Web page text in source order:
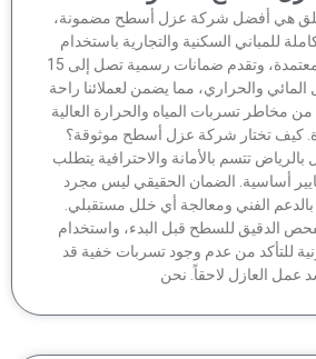
شركة عزل أسطح مضمونة،
السكنية والتجارية باستخدام
أجود المواد العالمية المعتمدة، وتقدم ضمانات رسمية تصل إلى 15
مما يضمن لعملائنا راحة
المياه والحرارة العالية
شركة عزل أسطح موثوقة؟
بالأمانة والاحترافية يتطلب
الضمان الحقيقي ليس مجرد
ومعالجة أي خلل مستقبلي.
للسطح قبل البدء، واستخدام
من عدم وجود تسربات خفية قد
لاحقاً. نحن